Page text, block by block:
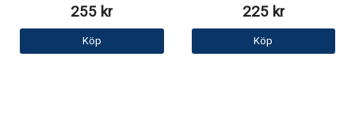
255 kr
Köp
225 kr
Köp